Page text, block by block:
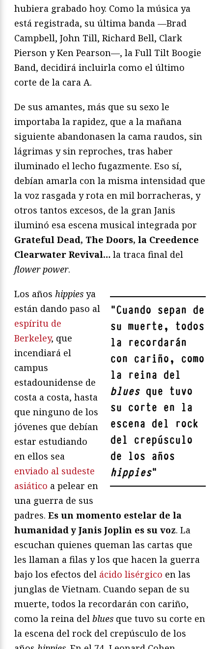
hubiera grabado hoy. Como la música ya
está registrada, su última banda —Brad
Campbell, John Till, Richard Bell, Clark
Pierson y Ken Pearson—, la Full Tilt Boogie
Band, decidirá incluirla como el último
corte de la cara A.
De sus amantes, más que su sexo le
importaba la rapidez, que a la mañana
siguiente abandonasen la cama raudos, sin
lágrimas y sin reproches, tras haber
iluminado el lecho fugazmente. Eso sí,
debían amarla con la misma intensidad que
la voz rasgada y rota en mil borracheras, y
otros tantos excesos, de la gran Janis
iluminó esa escena musical integrada por
Grateful Dead, The Doors, la Creedence
Clearwater Revival… la traca final del
flower power.
"Cuando sepan de
su muerte, todos
la recordarán
con cariño, como
la reina del
blues que tuvo
su corte en la
escena del rock
del crepúsculo
de los años
hippies"
Los años hippies ya
están dando paso al
espíritu de
Berkeley, que
incendiará el
campus
estadounidense de
costa a costa, hasta
que ninguno de los
jóvenes que debían
estar estudiando
en ellos sea
enviado al sudeste
asiático a pelear en
una guerra de sus
padres. Es un momento estelar de la
humanidad y Janis Joplin es su voz. La
escuchan quienes queman las cartas que
les llaman a filas y los que hacen la guerra
bajo los efectos del ácido lisérgico en las
junglas de Vietnam. Cuando sepan de su
muerte, todos la recordarán con cariño,
como la reina del blues que tuvo su corte en
la escena del rock del crepúsculo de los